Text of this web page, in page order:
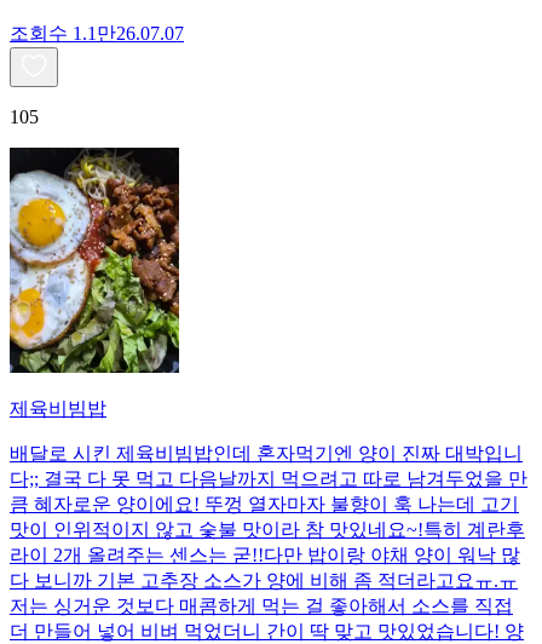
조회수 1.1만26.07.07
105
제육비빔밥
배달로 시킨 제육비빔밥인데 혼자먹기엔 양이 진짜 대박입니
다;; 결국 다 못 먹고 다음날까지 먹으려고 따로 남겨두었을 만
큼 혜자로운 양이에요! 뚜껑 열자마자 불향이 훅 나는데 고기
맛이 인위적이지 않고 숯불 맛이라 참 맛있네요~!특히 계란후
라이 2개 올려주는 센스는 굳!! ​다만 밥이랑 야채 양이 워낙 많
다 보니까 기본 고추장 소스가 양에 비해 좀 적더라고요ㅠ.ㅠ
저는 싱거운 것보다 매콤하게 먹는 걸 좋아해서 소스를 직접
더 만들어 넣어 비벼 먹었더니 간이 딱 맞고 맛있었습니다! 양